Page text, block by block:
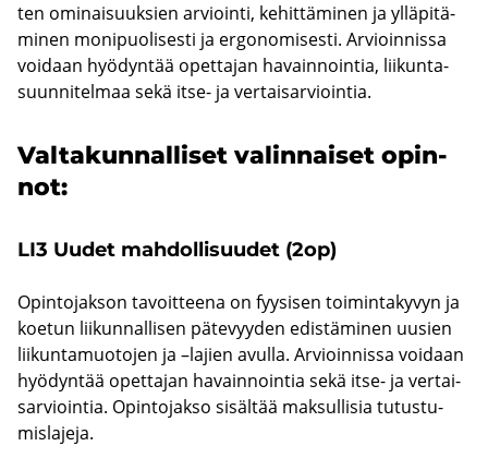
ten omi­nai­suuk­sien ar­vioin­ti, ke­hit­tä­mi­nen ja yl­lä­pi­tä­
mi­nen mo­ni­puo­li­ses­ti ja er­go­no­mi­ses­ti. Ar­vioin­nis­sa
voi­daan hyö­dyn­tää opet­ta­jan ha­vain­noin­tia, lii­kun­ta­
suun­ni­tel­maa sekä itse- ja ver­tai­sar­vioin­tia.
Val­ta­kun­nal­li­set va­lin­nai­set opin­
not:
LI3 Uudet mah­dol­li­suu­det (2op)
Opin­to­jak­son ta­voit­tee­na on fyy­si­sen toi­min­ta­ky­vyn ja
koe­tun lii­kun­nal­li­sen pä­te­vyy­den edis­tä­mi­nen uusien
lii­kun­ta­muo­to­jen ja –la­jien avul­la. Ar­vioin­nis­sa voi­daan
hyö­dyn­tää opet­ta­jan ha­vain­noin­tia sekä itse- ja ver­tai­
sar­vioin­tia. Opin­to­jak­so si­säl­tää mak­sul­li­sia tu­tus­tu­
mis­la­je­ja.